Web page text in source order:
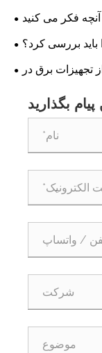
فکر می کنید
اهمیت دارد؟
باید بررسی کرد؟
برق در
بگذارید